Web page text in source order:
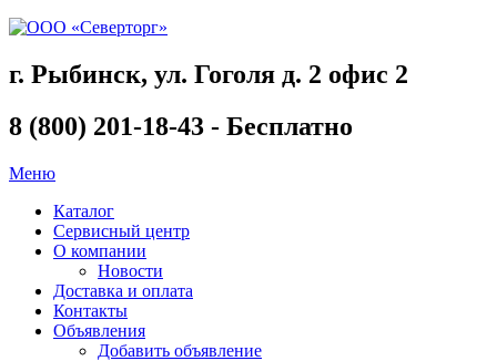
г. Рыбинск, ул. Гоголя д. 2 офис 2
8 (800) 201-18-43 - Бесплатно
Меню
Каталог
Сервисный центр
О компании
Новости
Доставка и оплата
Контакты
Объявления
Добавить объявление